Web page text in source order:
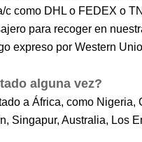
c como DHL o FEDEX o
para recoger en
expreso por Western
alguna vez?
a África, como Nigeria,
Singapur, Australia, Los